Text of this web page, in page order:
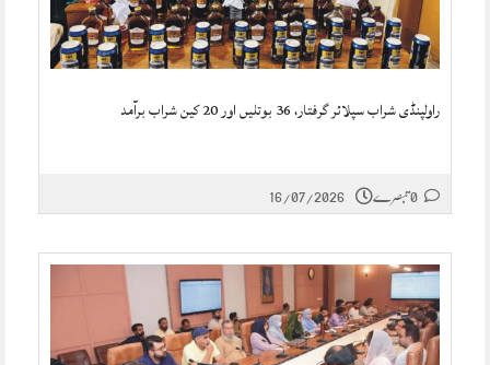
راولپنڈی شراب سپلائر گرفتار، 36 بوتلیں اور 20 کین شراب برآمد
16/07/2026